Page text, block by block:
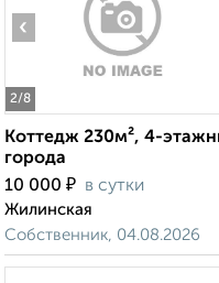
2/8
‹
Коттедж 230м², 4-
города
10 000 ₽ в сутки
Жилинская
Собственник, 04.08.2026